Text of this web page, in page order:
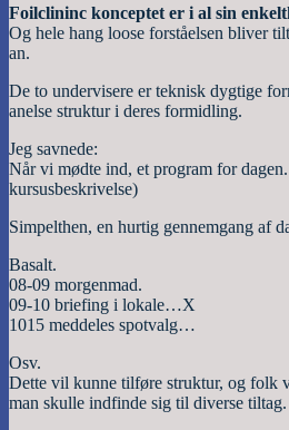
Foilclininc konceptet er i al sin
Og hele hang loose forståelsen bliver
an.
De to undervisere er teknisk dygtige
anelse struktur i deres formidling.
Jeg savnede:
Når vi mødte ind, et program for
kursusbeskrivelse)
Simpelthen, en hurtig gennemgang af
Basalt.
08-09 morgenmad.
09-10 briefing i lokale…X
1015 meddeles spotvalg…
Osv.
Dette vil kunne tilføre struktur, og folk
man skulle indfinde sig til diverse tiltag.